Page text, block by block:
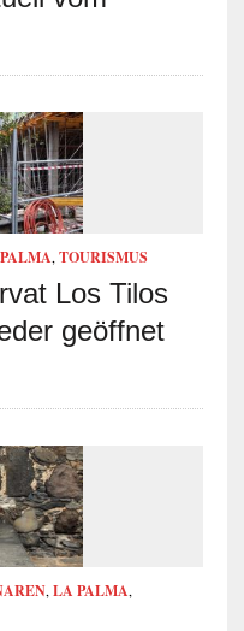
, TOURISMUS
Los Tilos
geöffnet
, LA PALMA,